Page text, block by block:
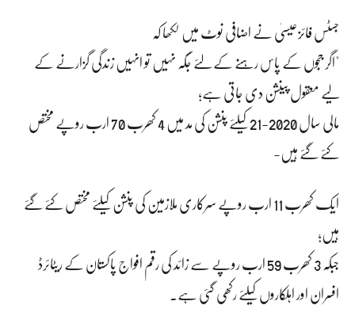
جسٹس فائزعیسیٰ نے اضافی نوٹ میں لکھا کہ
"اگر ججوں کے پاس رہنے کے لئے جگہ نہیں تو انہیں زندگی گزارنے کے
لیے معقول پینشن دی جاتی ہے؛
مالی سال 2020-21 کیلئے پنشن کی مد میں 4 کھرب 70 ارب روپے مختص
کئے گئے ہیں-
ایک کھرب 11 ارب روپے سرکاری ملازمین کی پنشن کیلئے مختص کئے گئے
ہیں؛
جبکہ 3 کھرب 59 ارب روپے سے زائد کی رقم افواج پاکستان کے ریٹائرڈ
افسران اور اہلکاروں کیلئے رکھی گئی ہے۔